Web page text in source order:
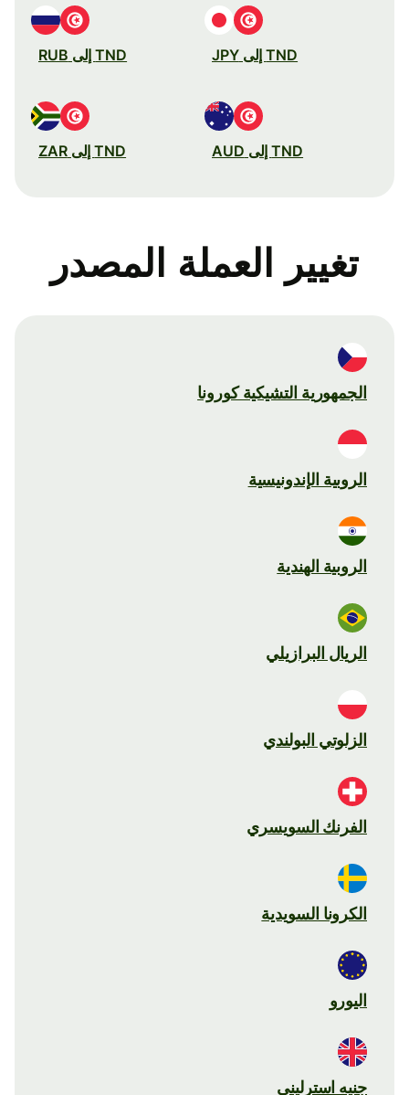
TND إلى JPY TND إلى RUB
TND إلى AUD TND إلى ZAR
تغيير العملة المصدر
الجمهورية التشيكية كورونا
الروبية الإندونيسية
الروبية الهندية
الريال البرازيلي
الزلوتي البولندي
الفرنك السويسري
الكرونا السويدية
اليورو
جنيه استرليني